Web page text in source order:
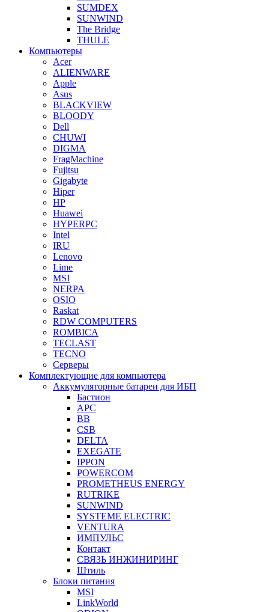
SUMDEX
SUNWIND
The Bridge
THULE
Компьютеры
Acer
ALIENWARE
Apple
Asus
BLACKVIEW
BLOODY
Dell
CHUWI
DIGMA
FragMachine
Fujitsu
Gigabyte
Hiper
HP
Huawei
HYPERPC
Intel
IRU
Lenovo
Lime
MSI
NERPA
OSIO
Raskat
RDW COMPUTERS
ROMBICA
TECLAST
TECNO
Серверы
Комплектующие для компьютера
Аккумуляторные батареи для ИБП
Бастион
APC
BB
CSB
DELTA
EXEGATE
IPPON
POWERCOM
PROMETHEUS ENERGY
RUTRIKE
SUNWIND
SYSTEME ELECTRIC
VENTURA
ИМПУЛЬС
Контакт
СВЯЗЬ ИНЖИНИРИНГ
Штиль
Блоки питания
MSI
LinkWorld